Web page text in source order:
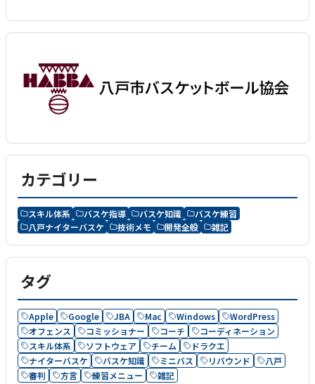
カテゴリー
スキル体系 バスケ指導 バスケ知識
バスケ練習
八戸ナイターバスケ
技術メモ 開発全般 雑記
タグ
Apple Google JBA Mac Windows
WordPress
オフェンス
コミッショナー コーチ
コーディネーション
スキル体系
ソフトウェア チーム
ドラクエ
ナイターバスケ
バスケ知識 ミニバス リバウンド
八戸
審判
方言 練習メニュー 雑記